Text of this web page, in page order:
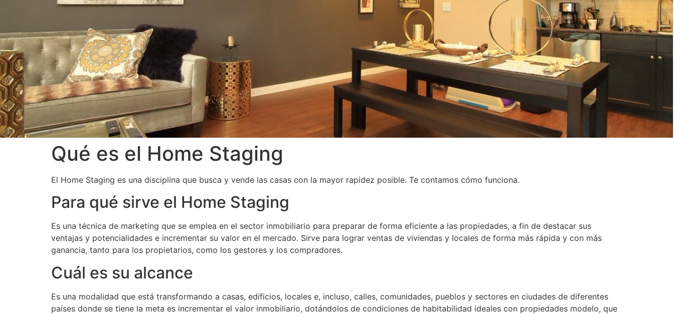
Qué es el Home Staging
El Home Staging es una disciplina que busca y vende las casas con la mayor rapidez posible. Te contamos cómo funciona.
Para qué sirve el Home Staging
Es una técnica de marketing que se emplea en el sector inmobiliario para preparar de forma eficiente a las propiedades, a fin de destacar sus
ventajas y potencialidades e incrementar su valor en el mercado. Sirve para lograr ventas de viviendas y locales de forma más rápida y con más
ganancia, tanto para los propietarios, como los gestores y los compradores.
Cuál es su alcance
Es una modalidad que está transformando a casas, edificios, locales e, incluso, calles, comunidades, pueblos y sectores en ciudades de diferentes
países donde se tiene la meta es incrementar el valor inmobiliario, dotándolos de condiciones de habitabilidad ideales con propiedades modelo, que